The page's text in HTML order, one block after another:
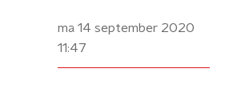
ma 14 september 2020
11:47